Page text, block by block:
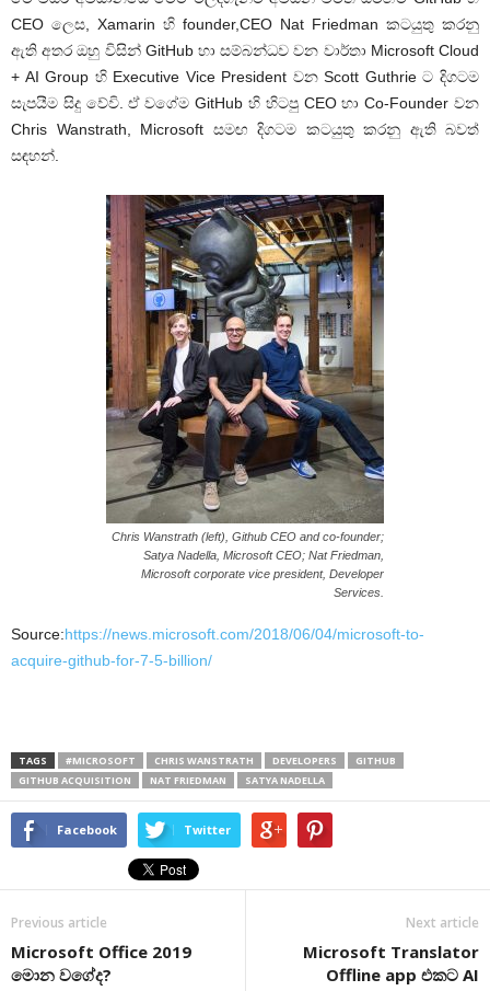
CEO ලෙස, Xamarin හි founder,CEO Nat Friedman කටයුතු කරනු
ඇති අතර ඔහු විසින් GitHub හා සම්බන්ධව වන වාර්තා Microsoft Cloud
+ AI Group හි Executive Vice President වන Scott Guthrie ට දිගටම
සැපයීම සිදු වේවි. ඒ වගේම GitHub හි හිටපු CEO හා Co-Founder වන
Chris Wanstrath, Microsoft සමඟ දිගටම කටයුතු කරනු ඇති බවත්
සඳහන්.
Chris Wanstrath (left), Github CEO and co-founder;
Satya Nadella, Microsoft CEO; Nat Friedman,
Microsoft corporate vice president, Developer
Services.
Source:https://news.microsoft.com/2018/06/04/microsoft-to-
acquire-github-for-7-5-billion/
TAGS #MICROSOFT CHRIS WANSTRATH DEVELOPERS
GITHUB
GITHUB ACQUISITION
NAT FRIEDMAN SATYA NADELLA
Facebook Twitter
Previous article
Microsoft Office 2019
මොන වගේද?
Next article
Microsoft Translator
Offline app එකට AI